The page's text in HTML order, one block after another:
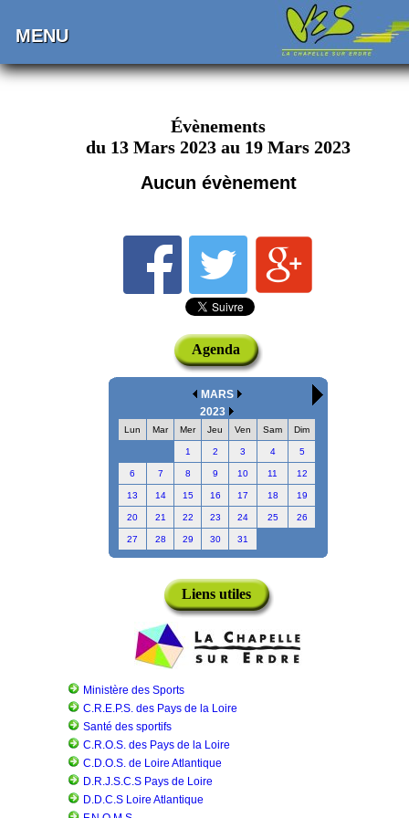
MENU
Évènements
du 13 Mars 2023 au 19 Mars 2023
Aucun évènement
Agenda
MARS
2023
Lun Mar Mer Jeu Ven Sam Dim
1 2 3 4 5
6 7 8 9 10 11 12
13 14 15 16 17 18 19
20 21 22 23 24 25 26
27 28 29 30 31
Liens utiles
Ministère des Sports
C.R.E.P.S. des Pays de la Loire
Santé des sportifs
C.R.O.S. des Pays de la Loire
C.D.O.S. de Loire Atlantique
D.R.J.S.C.S Pays de Loire
D.D.C.S Loire Atlantique